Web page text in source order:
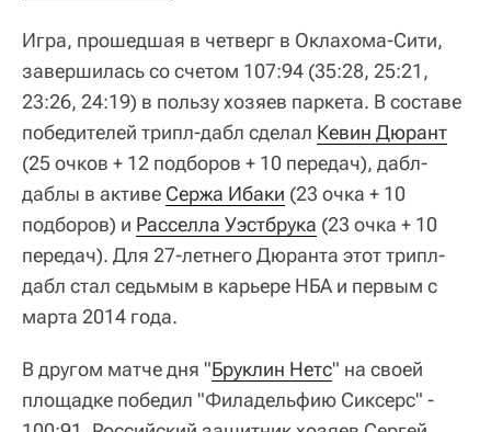
Игра, прошедшая в четверг в Оклахома-Сити,
завершилась со счетом 107:94 (35:28, 25:21,
23:26, 24:19) в пользу хозяев паркета. В составе
победителей трипл-дабл сделал Кевин Дюрант
(25 очков + 12 подборов + 10 передач), дабл-
даблы в активе Сержа Ибаки (23 очка + 10
подборов) и Расселла Уэстбрука (23 очка + 10
передач). Для 27-летнего Дюранта этот трипл-
дабл стал седьмым в карьере НБА и первым с
марта 2014 года.
В другом матче дня "Бруклин Нетс" на своей
площадке победил "Филадельфию Сиксерс" -